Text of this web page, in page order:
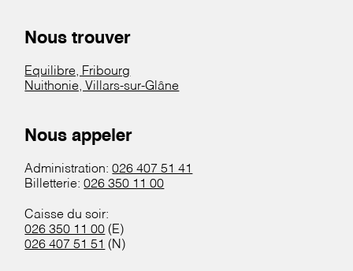
Nous trouver
Equilibre, Fribourg
Nuithonie, Villars-sur-Glâne
Nous appeler
Administration:026 407 51 41
Billetterie:026 350 11 00
Caisse du soir:
026 350 11 00 (E)
026 407 51 51 (N)